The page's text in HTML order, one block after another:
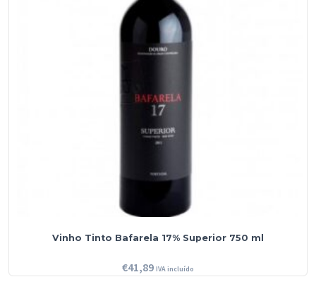
Vinho Tinto Bafarela 17% Superior 750 ml
€41,89 IVA incluído